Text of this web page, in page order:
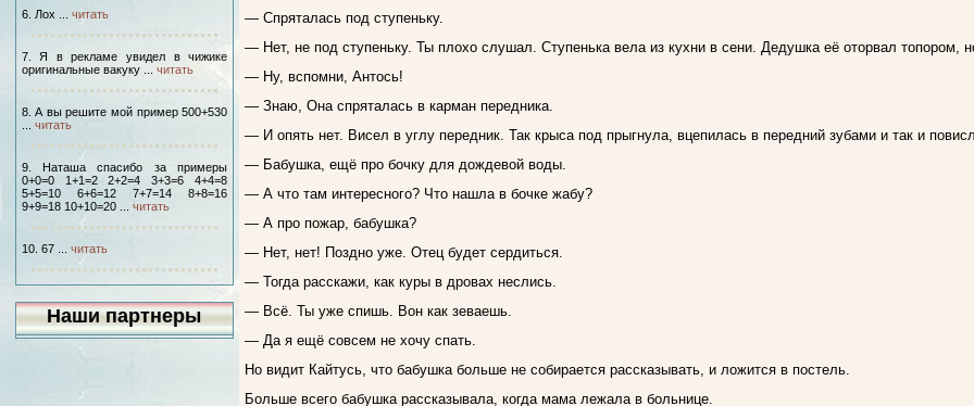
6. Лох ... читать
7. Я в рекламе увидел в чижике
оригинальные вакуку ... читать
8. А вы решите мой пример 500+530
читать
9. Наташа спасибо за примеры
0+0=0 1+1=2 2+2=4 3+3=6 4+4=8
5+5=10 6+6=12 7+7=14 8+8=16
9+9=18 10+10=20 ... читать
10. 67 ... читать
Наши партнеры
— Спряталась под ступеньку.
— Нет, не под ступеньку. Ты плохо слушал. Ступенька вела из кухни в сени. Дедушка её оторвал топором,
— Ну, вспомни, Антось!
— Знаю, Она спряталась в карман передника.
— И опять нет. Висел в углу передник. Так крыса под прыгнула, вцепилась в передний зубами и так и
— Бабушка, ещё про бочку для дождевой воды.
— А что там интересного? Что нашла в бочке жабу?
— А про пожар, бабушка?
— Нет, нет! Поздно уже. Отец будет сердиться.
— Тогда расскажи, как куры в дровах неслись.
— Всё. Ты уже спишь. Вон как зеваешь.
— Да я ещё совсем не хочу спать.
Но видит Кайтусь, что бабушка больше не собирается рассказывать, и ложится в постель.
Больше всего бабушка рассказывала, когда мама лежала в больнице.